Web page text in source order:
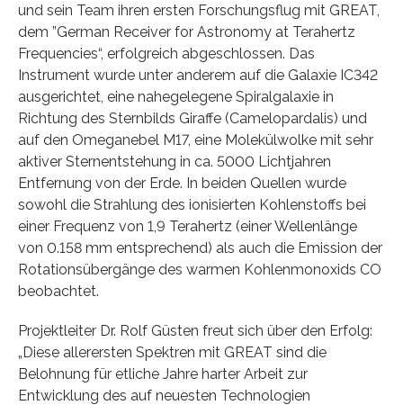
und sein Team ihren ersten Forschungsflug mit GREAT,
dem ”German Receiver for Astronomy at Terahertz
Frequencies“, erfolgreich abgeschlossen. Das
Instrument wurde unter anderem auf die Galaxie IC342
ausgerichtet, eine nahegelegene Spiralgalaxie in
Richtung des Sternbilds Giraffe (Camelopardalis) und
auf den Omeganebel M17, eine Molekülwolke mit sehr
aktiver Sternentstehung in ca. 5000 Lichtjahren
Entfernung von der Erde. In beiden Quellen wurde
sowohl die Strahlung des ionisierten Kohlenstoffs bei
einer Frequenz von 1,9 Terahertz (einer Wellenlänge
von 0.158 mm entsprechend) als auch die Emission der
Rotationsübergänge des warmen Kohlenmonoxids CO
beobachtet.
Projektleiter Dr. Rolf Güsten freut sich über den Erfolg:
„Diese allerersten Spektren mit GREAT sind die
Belohnung für etliche Jahre harter Arbeit zur
Entwicklung des auf neuesten Technologien